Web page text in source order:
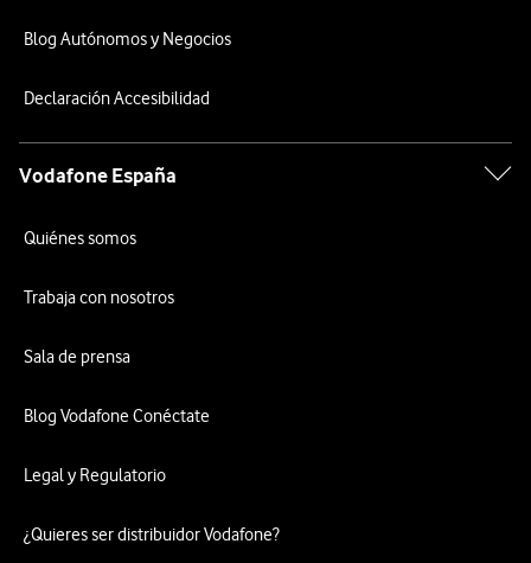
Blog Autónomos y Negocios
Declaración Accesibilidad
Vodafone España
Quiénes somos
Trabaja con nosotros
Sala de prensa
Blog Vodafone Conéctate
Legal y Regulatorio
¿Quieres ser distribuidor Vodafone?